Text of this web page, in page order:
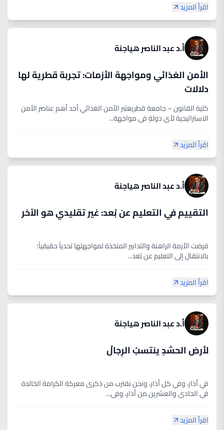
اقرأ المزيد
أ.د عبد الناصر هياجنة
الأمن الغذائي ومواجهة الأزمات: تجربة قطرية لها
دلالات
كلية القانون – جامعة قطريعتبر الأمن الغذائي أحد أهم عناصر الأمن
الاستراتيجية لأي دولةٍ في مواجهة...
اقرأ المزيد
أ.د عبد الناصر هياجنة
التقييم في التعليم عن بُعد: غير تقليدي هو الآخر
فرضت الأزمة الراهنة والتدابير المتخذة لمواجهتها تحدياً حقيقياً؛
بالانتقال إلى التعليم عن بُعد...
اقرأ المزيد
أ.د عبد الناصر هياجنة
لأرضِ الحشدٍ ينتسبُ الرِجالُ
في أذار، وفي كل أذار، ونحن نقترب من ذكرى معركة الكرامة الخالدة
في الحادي والعشرين من أذار، وفي...
اقرأ المزيد